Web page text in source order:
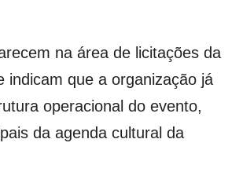
na área de licitações da
indicam que a organização já
operacional do evento,
da agenda cultural da